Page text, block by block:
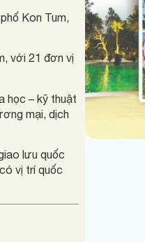
Kon Tum,
với 21 đơn vị
học – kỹ thuật
mại, dịch
lưu quốc
vị trí quốc